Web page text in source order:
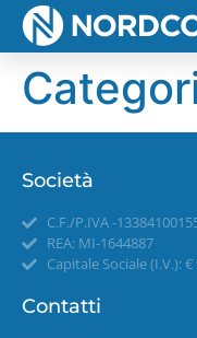
Società
C.F./P.IVA -
REA: MI-1644887
Capitale Sociale (I.V.): €
Contatti